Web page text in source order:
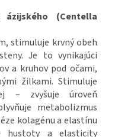
(Centella
stimuluje krvný obeh
Je to vynikajúci
a kruhov pod očami,
žilkami. Stimuluje
– zvyšuje úroveň
metabolizmus
kolagénu a elastínu
hustoty a elasticity